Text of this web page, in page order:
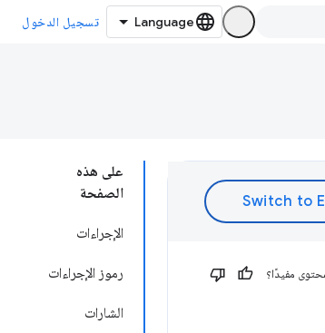
تسجيل الدخول
على هذه
الصفحة
الإجراءات
رموز الإجراءات
الشارات
مفيدًا؟